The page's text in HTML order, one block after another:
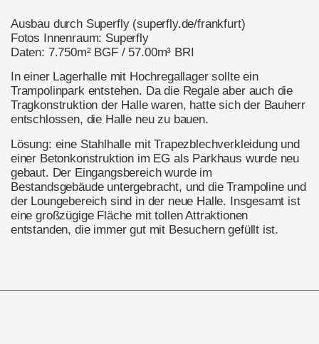
Ausbau durch Superfly (superfly.de/frankfurt)
Fotos Innenraum: Superfly
Daten: 7.750m² BGF / 57.00m³ BRI
In einer Lagerhalle mit Hochregallager sollte ein
Trampolinpark entstehen. Da die Regale aber auch die
Tragkonstruktion der Halle waren, hatte sich der Bauherr
entschlossen, die Halle neu zu bauen.
Lösung: eine Stahlhalle mit Trapezblechverkleidung und
einer Betonkonstruktion im EG als Parkhaus wurde neu
gebaut. Der Eingangsbereich wurde im
Bestandsgebäude untergebracht, und die Trampoline und
der Loungebereich sind in der neue Halle. Insgesamt ist
eine großzügige Fläche mit tollen Attraktionen
entstanden, die immer gut mit Besuchern gefüllt ist.